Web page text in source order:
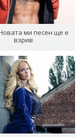
ми песен ще е
взрив